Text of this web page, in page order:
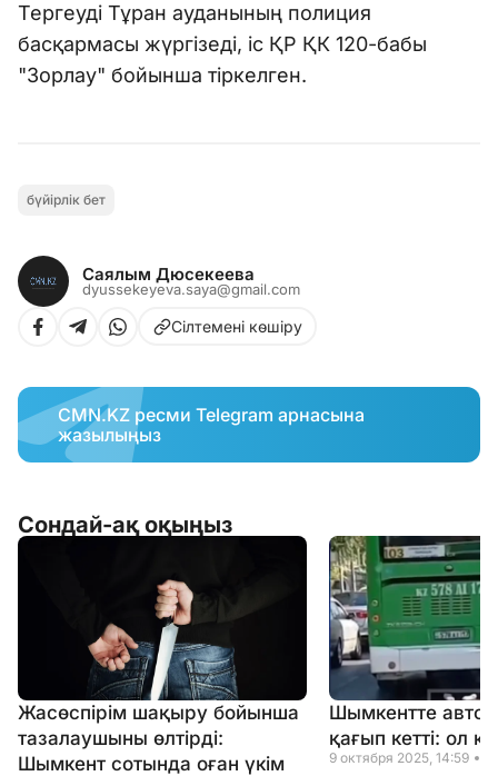
Тергеуді Тұран ауданының полиция
басқармасы жүргізеді, іс ҚР ҚК 120-бабы
"Зорлау" бойынша тіркелген.
бүйірлік бет
Саялым Дюсекеева
dyussekeyeva.saya@gmail.com
Сілтемені көшіру
CMN.KZ ресми Telegram арнасына
жазылыңыз
Сондай-ақ оқыңыз
Жасөспірім шақыру бойынша
тазалаушыны өлтірді:
Шымкент сотында оған үкім
Шымкентте
қағып кетті: ол
9 октября 2025, 14:59